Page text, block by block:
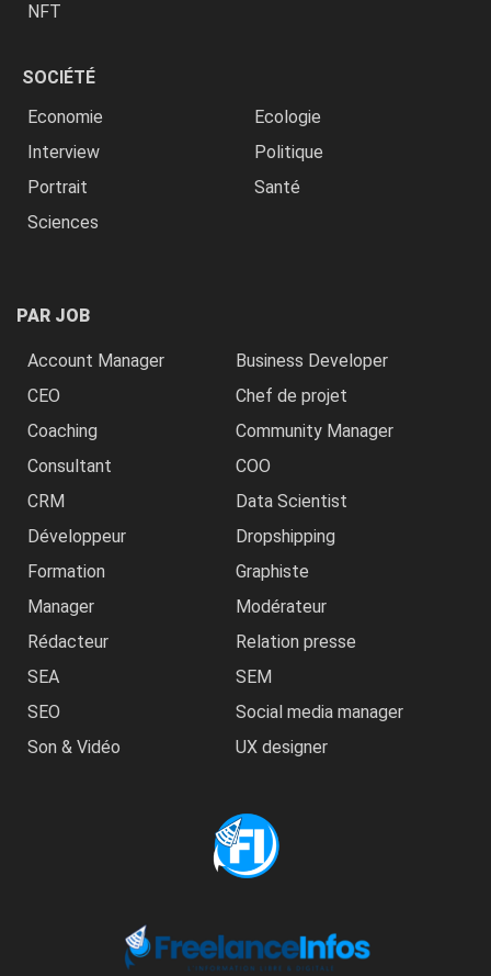
NFT
SOCIÉTÉ
Economie
Ecologie
Interview
Politique
Portrait
Santé
Sciences
PAR JOB
Account Manager
Business Developer
CEO
Chef de projet
Coaching
Community Manager
Consultant
COO
CRM
Data Scientist
Développeur
Dropshipping
Formation
Graphiste
Manager
Modérateur
Rédacteur
Relation presse
SEA
SEM
SEO
Social media manager
Son & Vidéo
UX designer